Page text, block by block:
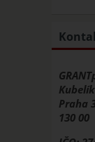
Praha
130 00